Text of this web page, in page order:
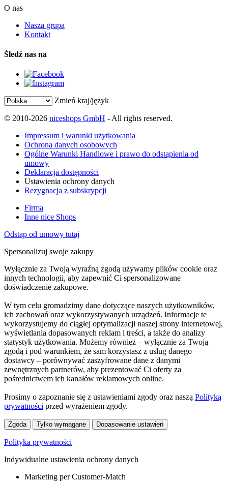
O nas
Nasza grupa
Kontakt
Śledź nas na
Zmień kraj/język
© 2010-2026 niceshops GmbH - All rights reserved.
Impressum i warunki użytkowania
Ochrona danych osobowych
Ogólne Warunki Handlowe i prawo do odstąpienia od
umowy
Deklaracja dostępności
Ustawienia ochrony danych
Rezygnacja z subskrypcji
Firma
Inne nice Shops
Odstąp od umowy tutaj
Spersonalizuj swoje zakupy
Wyłącznie za Twoją wyraźną zgodą używamy plików cookie oraz
innych technologii, aby zapewnić Ci spersonalizowane
doświadczenie zakupowe.
W tym celu gromadzimy dane dotyczące naszych użytkowników,
ich zachowań oraz wykorzystywanych urządzeń. Informacje te
wykorzystujemy do ciągłej optymalizacji naszej strony internetowej,
wyświetlania dopasowanych reklam i treści, a także do analizy
statystyk użytkowania. Możemy również – wyłącznie za Twoją
zgodą i pod warunkiem, że sam korzystasz z usług danego
dostawcy – porównywać zaszyfrowane dane z danymi
zewnętrznych partnerów, aby prezentować Ci oferty za
pośrednictwem ich kanałów reklamowych online.
Prosimy o zapoznanie się z ustawieniami zgody oraz naszą Polityką
prywatności przed wyrażeniem zgody.
Zgoda Tylko wymagane Dopasowanie ustawień
Polityka prywatności
Indywidualne ustawienia ochrony danych
Marketing per Customer-Match